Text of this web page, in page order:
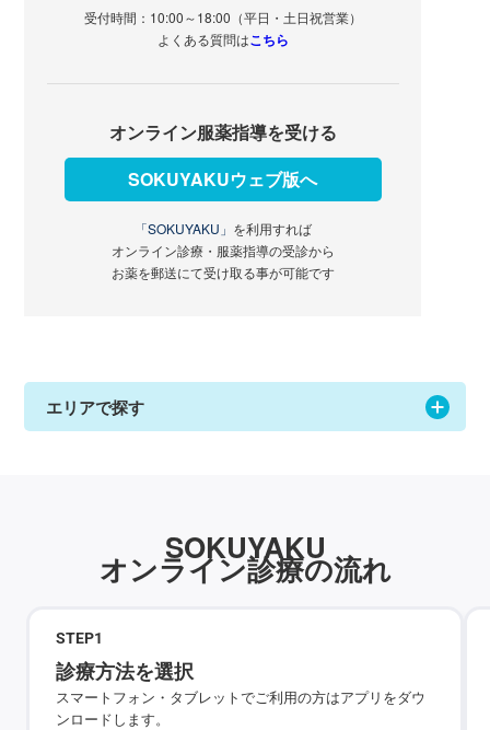
受付時間：10:00～18:00（平日・土日祝営業）
よくある質問はこちら
オンライン服薬指導を受ける
SOKUYAKUウェブ版へ
「SOKUYAKU」 を利用すれば
オンライン診療・服薬指導の受診から
お薬を郵送にて受け取る事が可能です
エリアで探す
SOKUYAKU
オンライン診療の流れ
STEP1
診療方法を選択
スマートフォン・タブレットでご利用の方はアプリをダウ
ンロードします。